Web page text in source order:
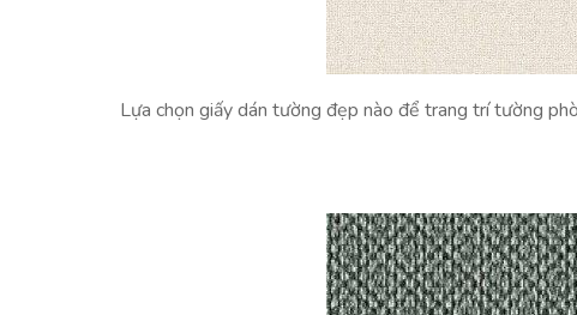
Lựa chọn giấy dán tường đẹp nào để trang trí tường